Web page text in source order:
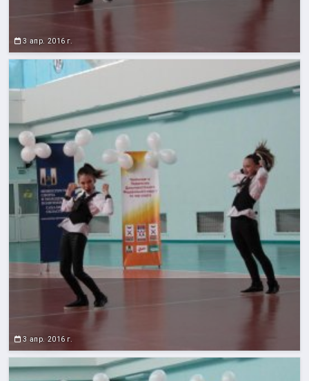
3 апр. 2016 г.
3 апр. 2016 г.